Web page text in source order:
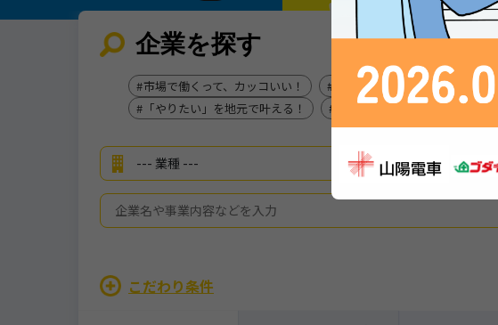
企業を探す
市場で働くって、カッコいい！ 125日しっかり休めます！
「やりたい」を地元で叶える！
うわっ！花火見放題やん！🎇
こだわり条件